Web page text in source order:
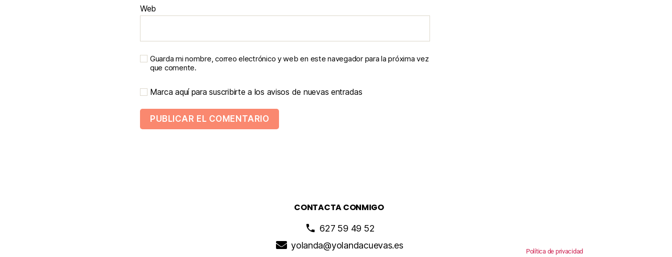
Web
Guarda mi nombre, correo electrónico y web en este navegador para la próxima vez
que comente.
Marca aquí para suscribirte a los avisos de nuevas entradas
CONTACTA CONMIGO
627 59 49 52
yolanda@yolandacuevas.es
Política de privacidad